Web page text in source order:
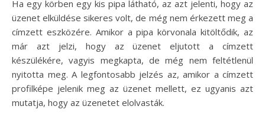
Ha egy körben egy kis pipa látható, az azt jelenti, hogy az
üzenet elküldése sikeres volt, de még nem érkezett meg a
címzett eszközére. Amikor a pipa körvonala kitöltődik, az
már azt jelzi, hogy az üzenet eljutott a címzett
készülékére, vagyis megkapta, de még nem feltétlenül
nyitotta meg. A legfontosabb jelzés az, amikor a címzett
profilképe jelenik meg az üzenet mellett, ez ugyanis azt
mutatja, hogy az üzenetet elolvasták.